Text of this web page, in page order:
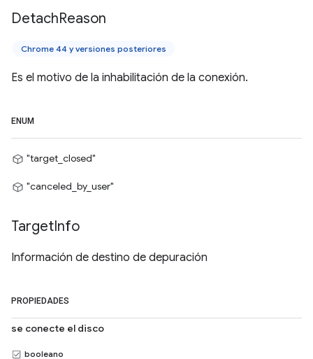
DetachReason
Chrome 44 y versiones posteriores
Es el motivo de la inhabilitación de la conexión.
ENUM
"target_closed"
"canceled_by_user"
TargetInfo
Información de destino de depuración
PROPIEDADES
se conecte el disco
booleano